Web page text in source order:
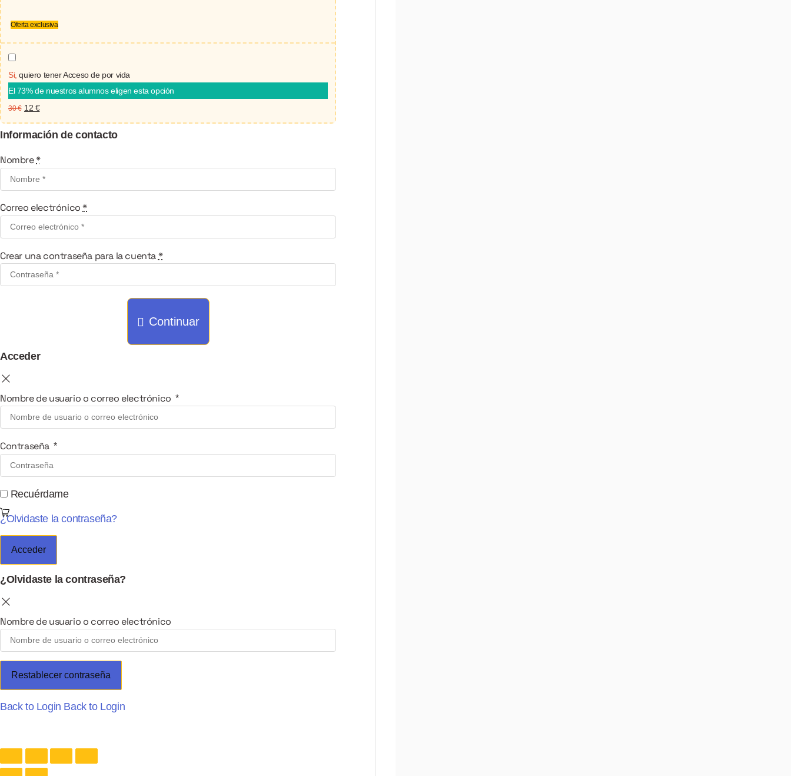
Oferta exclusiva
Si, quiero tener Acceso de por vida
El 73% de nuestros alumnos eligen esta opción
30€ El
precio
original
era:
12 €El
precio
actual
es:
Información de contacto
Nombre*
Correo electrónico*
Crear una contraseña para la cuenta*
Continuar
Acceder
Nombre de usuario o correo electrónico *
Contraseña*
Recuérdame
¿Olvidaste la contraseña?
Acceder
¿Olvidaste la contraseña?
Nombre de usuario o correo electrónico
Restablecer contraseña
Back to Login Back to Login